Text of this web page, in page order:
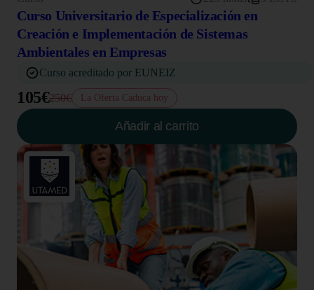
Curso Universitario de Especialización en
Creación e Implementación de Sistemas
Ambientales en Empresas
Curso acreditado por EUNEIZ
105€250€ La Oferta Caduca hoy
Añadir al carrito